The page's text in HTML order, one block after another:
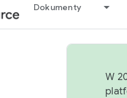
Dokumenty
W